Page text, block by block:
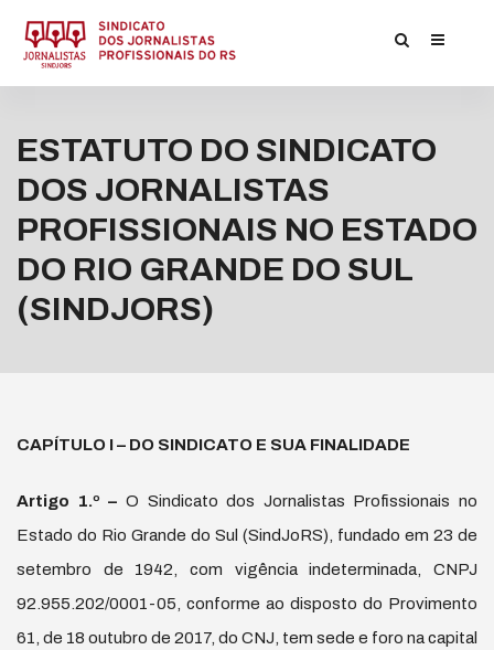
ESTATUTO DO SINDICATO
DOS JORNALISTAS
PROFISSIONAIS NO ESTADO
DO RIO GRANDE DO SUL
(SINDJORS)
CAPÍTULO I – DO SINDICATO E SUA FINALIDADE
Artigo 1.º – O Sindicato dos Jornalistas Profissionais no
Estado do Rio Grande do Sul (SindJoRS), fundado em 23 de
setembro de 1942, com vigência indeterminada, CNPJ
92.955.202/0001-05, conforme ao disposto do Provimento
61, de 18 outubro de 2017, do CNJ, tem sede e foro na capital